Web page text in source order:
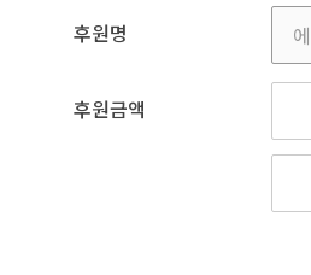
후원명
후원금액